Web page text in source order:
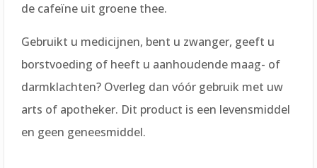
de cafeïne uit groene thee.
Gebruikt u medicijnen, bent u zwanger, geeft u
borstvoeding of heeft u aanhoudende maag- of
darmklachten? Overleg dan vóór gebruik met uw
arts of apotheker. Dit product is een levensmiddel
en geen geneesmiddel.